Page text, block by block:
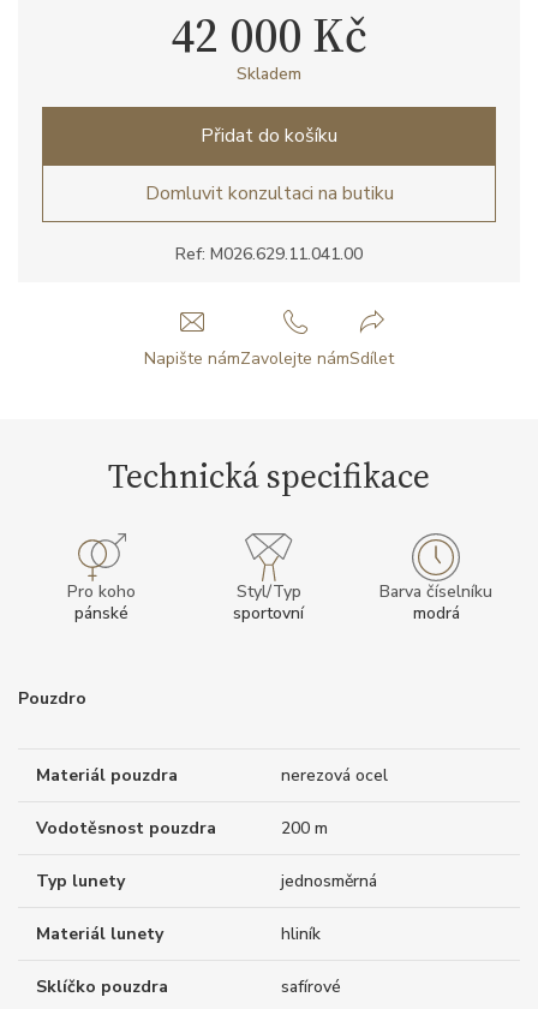
Ref: M026.629.11.041.00
42 000 Kč
Skladem
Přidat do košíku
Domluvit konzultaci na butiku
Napište námZavolejte námSdílet
Technická specifikace
Pro koho
pánské
Styl/Typ
sportovní
Barva číselníku
modrá
Pouzdro
Materiál pouzdra nerezová ocel
Vodotěsnost pouzdra 200 m
Typ lunety jednosměrná
Materiál lunety hliník
Sklíčko pouzdra safírové